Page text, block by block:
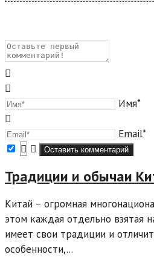
Имя*
Email*
Традиции и обычаи
Китай – огромная
этом каждая отдельно взятая
имеет свои традиции и
особенности,...